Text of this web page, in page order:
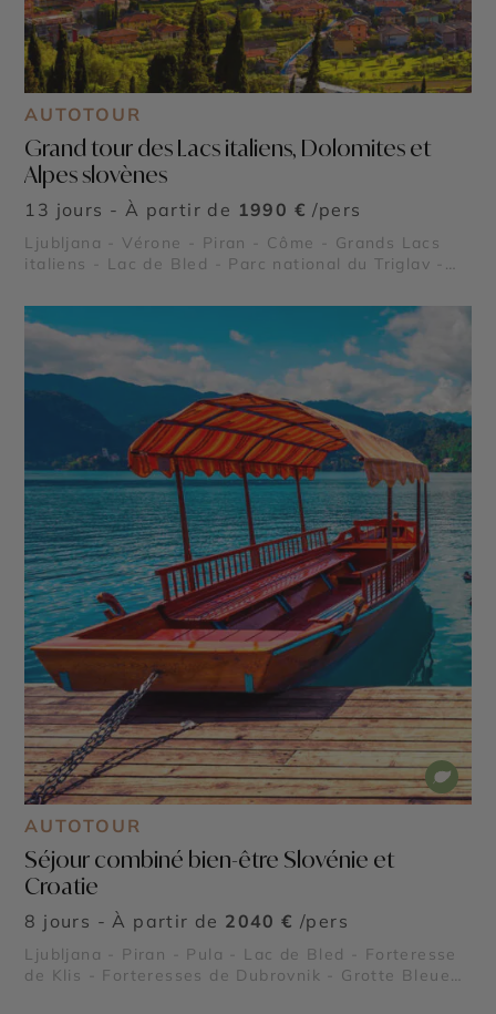
AUTOTOUR
Grand tour des Lacs italiens, Dolomites et
Alpes slovènes
13 jours - À partir de 1990 € /pers
Ljubljana - Vérone - Piran - Côme - Grands Lacs
italiens - Lac de Bled - Parc national du Triglav -
AUTOTOUR
Séjour combiné bien-être Slovénie et
Croatie
8 jours - À partir de 2040 € /pers
Ljubljana - Piran - Pula - Lac de Bled - Forteresse
de Klis - Forteresses de Dubrovnik - Grotte Bleue